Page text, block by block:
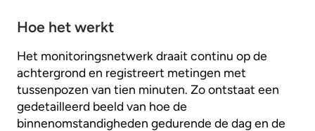
Hoe het werkt
Het monitoringsnetwerk draait continu op de
achtergrond en registreert metingen met
tussenpozen van tien minuten. Zo ontstaat een
gedetailleerd beeld van hoe de
binnenomstandigheden gedurende de dag en de